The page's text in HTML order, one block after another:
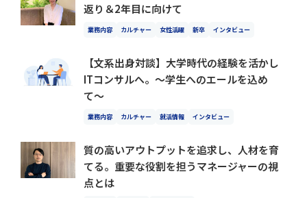
返り＆2年目に向けて
業務内容 カルチャー 女性活躍 新卒 インタビュー
【文系出身対談】大学時代の経験を活かし
ITコンサルへ。〜学生へのエールを込め
て〜
業務内容 カルチャー 就活情報 インタビュー
質の高いアウトプットを追求し、人材を育
てる。重要な役割を担うマネージャーの視
点とは